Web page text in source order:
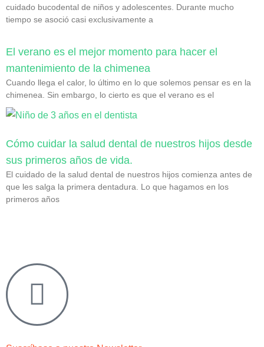
cuidado bucodental de niños y adolescentes. Durante mucho
tiempo se asoció casi exclusivamente a
El verano es el mejor momento para hacer el
mantenimiento de la chimenea
Cuando llega el calor, lo último en lo que solemos pensar es en la
chimenea. Sin embargo, lo cierto es que el verano es el
Cómo cuidar la salud dental de nuestros hijos desde
sus primeros años de vida.
El cuidado de la salud dental de nuestros hijos comienza antes de
que les salga la primera dentadura. Lo que hagamos en los
primeros años